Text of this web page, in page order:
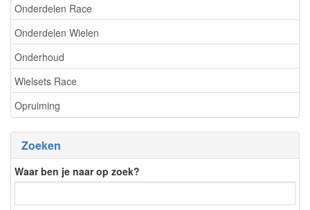
Onderdelen Race
Onderdelen Wielen
Onderhoud
Wielsets Race
Opruiming
Zoeken
Waar ben je naar op zoek?